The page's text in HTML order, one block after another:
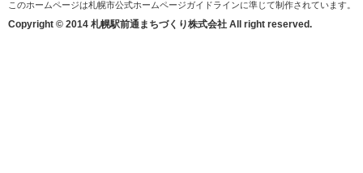
このホームページは札幌市公式ホームページガイドラインに準じて制作されています。
Copyright © 2014 札幌駅前通まちづくり株式会社 All right reserved.